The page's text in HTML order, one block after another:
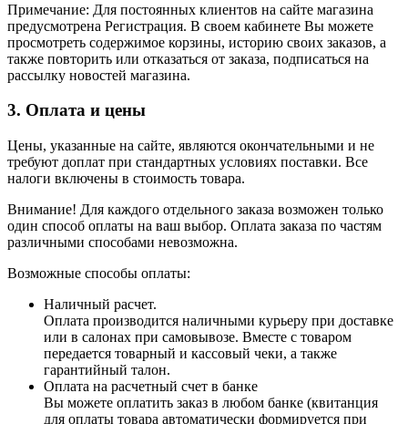
Примечание: Для постоянных клиентов на сайте магазина
предусмотрена Регистрация. В своем кабинете Вы можете
просмотреть содержимое корзины, историю своих заказов, а
также повторить или отказаться от заказа, подписаться на
рассылку новостей магазина.
3. Оплата и цены
Цены, указанные на сайте, являются окончательными и не
требуют доплат при стандартных условиях поставки. Все
налоги включены в стоимость товара.
Внимание! Для каждого отдельного заказа возможен только
один способ оплаты на ваш выбор. Оплата заказа по частям
различными способами невозможна.
Возможные способы оплаты:
Наличный расчет.
Оплата производится наличными курьеру при доставке
или в салонах при самовывозе. Вместе с товаром
передается товарный и кассовый чеки, а также
гарантийный талон.
Оплата на расчетный счет в банке
Вы можете оплатить заказ в любом банке (квитанция
для оплаты товара автоматически формируется при